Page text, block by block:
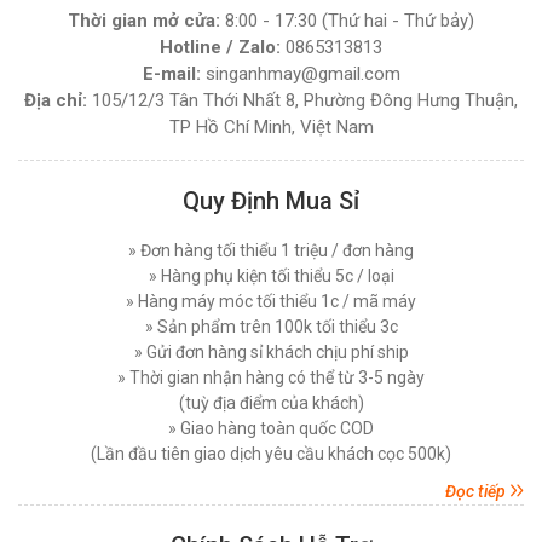
Hướng Dẫn Sử Dụng Máy Cắt Vải Đầu Bàn Chi
Tiết Đúng Cách Hiệu Quả
Thứ bảy, 29/11/2025
Máy Cắt Vải Viền Là Gì? Lợi Ích Và Ứng Dụng
Nên Chọn Máy Cắt Vải Cầm Tay Hay Máy Cắt
Thứ năm, 20/11/2025
Các Lỗi Phổ Biến Khi Sử Dụng Máy Cắt Vải
Đứng Và Cách Khắc Phục
Thứ bảy, 15/11/2025
Top 5 Loại Máy Cắt Vải Cầm Tay Tốt Nhất Hiện
Nay - Nên Mua Loại Nào ?
Thứ ba, 11/11/2025
Máy Cắt Vải Đầu Bàn Là Gì? Top 5 Điều Cần Biết
Trước Khi Mua Và Sử Dụng
Đăng nhập để xem giá sỉ
Giá bán lẻ:4.270.000đ
MÁY CẮT VẢI ĐẦU BÀN LEJIANG YJ-168D (
NGUYÊN BỘ )
Đăng nhập để xem giá sỉ
Giá bán lẻ: 7.450.000đ
MÁY CẮT VẢI ĐỨNG DAYANG CDZ-103 08 INCH
750W
Đăng nhập để xem giá sỉ
Giá bán lẻ:7.450.000đ
MÁY CẮT VẢI ĐỨNG PHILPS 08 INCH, CÔNG
SUẤT 1600W
Giá bán lẻ:10.750.000đ
Thời gian mở cửa: 8:00 - 17:30 (Thứ hai - Thứ bảy)
Hotline / Zalo: 0865313813
E-mail: singanhmay@gmail.com
Địa chỉ: 105/12/3 Tân Thới Nhất 8, Phường Đông Hưng Thuận,
TP Hồ Chí Minh, Việt Nam
Quy Định Mua Sỉ
» Đơn hàng tối thiểu 1 triệu / đơn hàng
» Hàng phụ kiện tối thiểu 5c / loại
» Hàng máy móc tối thiểu 1c / mã máy
» Sản phẩm trên 100k tối thiểu 3c
» Gửi đơn hàng sỉ khách chịu phí ship
» Thời gian nhận hàng có thể từ 3-5 ngày
(tuỳ địa điểm của khách)
» Giao hàng toàn quốc COD
(Lần đầu tiên giao dịch yêu cầu khách cọc 500k)
Đọc tiếp